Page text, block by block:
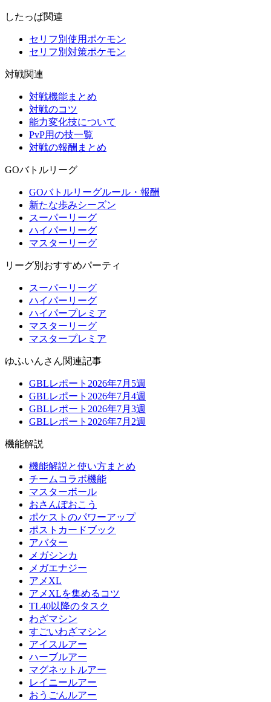
したっぱ関連
セリフ別使用ポケモン
セリフ別対策ポケモン
対戦関連
対戦機能まとめ
対戦のコツ
能力変化技について
PvP用の技一覧
対戦の報酬まとめ
GOバトルリーグ
GOバトルリーグルール・報酬
新たな歩みシーズン
スーパーリーグ
ハイパーリーグ
マスターリーグ
リーグ別おすすめパーティ
スーパーリーグ
ハイパーリーグ
ハイパープレミア
マスターリーグ
マスタープレミア
ゆふいんさん関連記事
GBLレポート2026年7月5週
GBLレポート2026年7月4週
GBLレポート2026年7月3週
GBLレポート2026年7月2週
機能解説
機能解説と使い方まとめ
チームコラボ機能
マスターボール
おさんぽおこう
ポケストのパワーアップ
ポストカードブック
アバター
メガシンカ
メガエナジー
アメXL
アメXLを集めるコツ
TL40以降のタスク
わざマシン
すごいわざマシン
アイスルアー
ハーブルアー
マグネットルアー
レイニールアー
おうごんルアー